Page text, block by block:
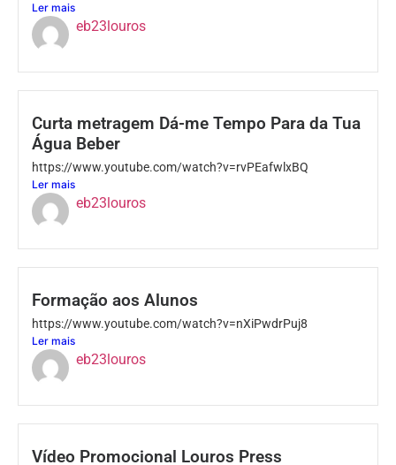
Ler mais
eb23louros
Curta metragem Dá-me Tempo Para da Tua
Água Beber
https://www.youtube.com/watch?v=rvPEafwlxBQ
Ler mais
eb23louros
Formação aos Alunos
https://www.youtube.com/watch?v=nXiPwdrPuj8
Ler mais
eb23louros
Vídeo Promocional Louros Press